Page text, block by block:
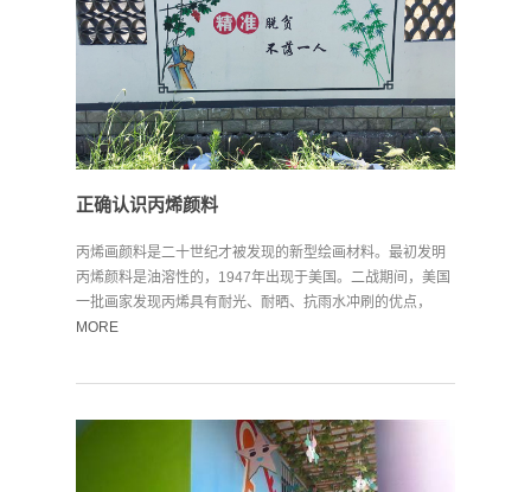
正确认识丙烯颜料
丙烯画颜料是二十世纪才被发现的新型绘画材料。最初发明
丙烯颜料是油溶性的，1947年出现于美国。二战期间，美国
一批画家发现丙烯具有耐光、耐晒、抗雨水冲刷的优点，
便...
MORE